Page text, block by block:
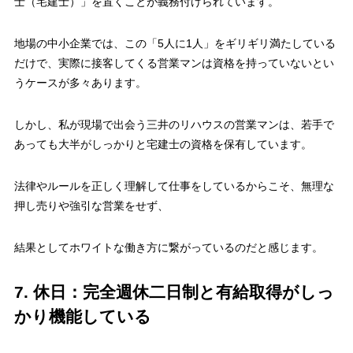
地場の中小企業では、この「5人に1人」をギリギリ満たしている
だけで、実際に接客してくる営業マンは資格を持っていないとい
うケースが多々あります。
しかし、私が現場で出会う三井のリハウスの営業マンは、若手で
あっても大半がしっかりと宅建士の資格を保有しています。
法律やルールを正しく理解して仕事をしているからこそ、無理な
押し売りや強引な営業をせず、
結果としてホワイトな働き方に繋がっているのだと感じます。
7. 休日：完全週休二日制と有給取得がしっ
かり機能している